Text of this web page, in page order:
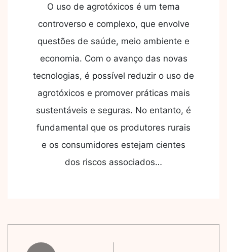
O uso de agrotóxicos é um tema
controverso e complexo, que envolve
questões de saúde, meio ambiente e
economia. Com o avanço das novas
tecnologias, é possível reduzir o uso de
agrotóxicos e promover práticas mais
sustentáveis e seguras. No entanto, é
fundamental que os produtores rurais
e os consumidores estejam cientes
dos riscos associados…